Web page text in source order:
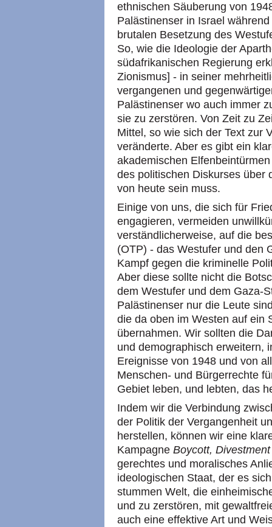
ethnischen Säuberung von
Palästinenser in Israel
brutalen Besetzung des
So, wie die Ideologie der
südafrikanischen Regierung
Zionismus] - in seiner
vergangenen und
Palästinenser wo auch immer
sie zu zerstören. Von Zeit zu
Mittel, so wie sich der Text zur
veränderte. Aber es gibt ein
akademischen
des politischen Diskurses über
von heute sein muss.
Einige von uns, die sich für
engagieren, vermeiden
verständlicherweise, auf die
(OTP) - das Westufer und den
Kampf gegen die kriminelle
Aber diese sollte nicht die
dem Westufer und dem Gaza-
Palästinenser nur die Leute
die da oben im Westen auf ein
übernahmen. Wir sollten die
und demographisch erweitern,
Ereignisse von 1948 und von
Menschen- und Bürgerrechte
Gebiet leben, und lebten, das
Indem wir die Verbindung
der Politik der Vergangenheit
herstellen, können wir eine
Kampagne Boycott,
gerechtes und moralisches
ideologischen Staat, der es
stummen Welt, die
und zu zerstören, mit
auch eine effektive Art und